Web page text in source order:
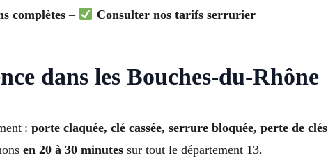
complètes– Consulter nos tarifs serrurier
dans les Bouches-du-Rhône
: porte claquée, clé cassée, serrure bloquée, perte de clés
en 20 à 30 minutes sur tout le département 13.